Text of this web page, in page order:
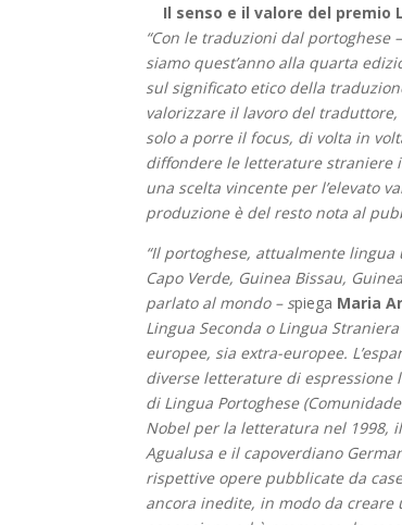
Il senso e il valore del premio
“Con le traduzioni dal portoghese –
siamo quest’anno alla quarta
sul significato etico della
valorizzare il lavoro del
solo a porre il focus, di volta in
diffondere le letterature straniere
una scelta vincente per l’elevato
produzione è del resto nota al
“Il portoghese, attualmente
Capo Verde, Guinea Bissau,
parlato al mondo – spiega Maria
Lingua Seconda o Lingua
europee, sia extra-europee.
diverse letterature di espressione
di Lingua Portoghese
Nobel per la letteratura nel 1998,
Agualusa e il capoverdiano
rispettive opere pubblicate da
ancora inedite, in modo da